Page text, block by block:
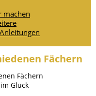
machen
Fächern
Fächern